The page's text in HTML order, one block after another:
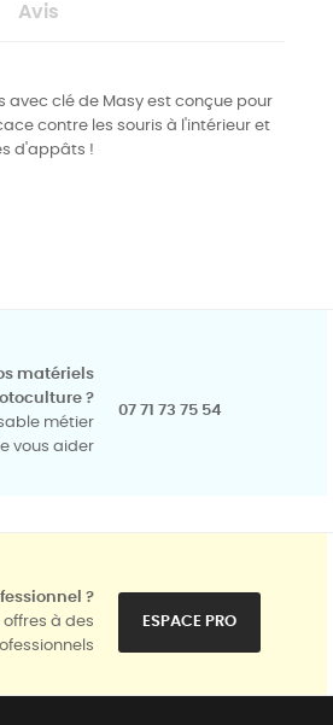
Avis
avec clé de Masy est conçue pour
contre les souris à l'intérieur et
d'appâts !
matériels
?
métier
vous aider
07 71 73 75 54
?
offres à des
ESPACE PRO